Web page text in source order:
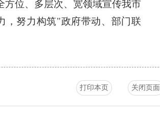
位、多层次、宽领域宣传我市
，努力构筑"政府带动、部门联
打印本页 关闭页面